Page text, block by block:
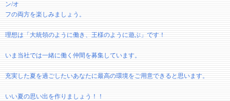
ン/オ
フの両方を楽しみましょう。
理想は「大統領のように働き、王様のように遊ぶ」です！
いま当社では一緒に働く仲間を募集しています。
充実した夏を過ごしたいあなたに最高の環境をご用意できると思います。
いい夏の思い出を作りましょう！！